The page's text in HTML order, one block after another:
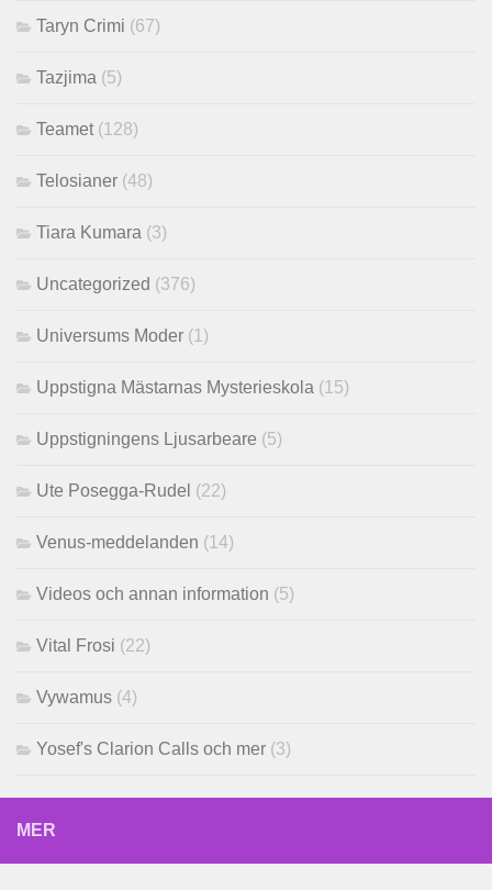
Taryn Crimi (67)
Tazjima (5)
Teamet (128)
Telosianer (48)
Tiara Kumara (3)
Uncategorized (376)
Universums Moder (1)
Uppstigna Mästarnas Mysterieskola (15)
Uppstigningens Ljusarbeare (5)
Ute Posegga-Rudel (22)
Venus-meddelanden (14)
Videos och annan information (5)
Vital Frosi (22)
Vywamus (4)
Yosef's Clarion Calls och mer (3)
MER